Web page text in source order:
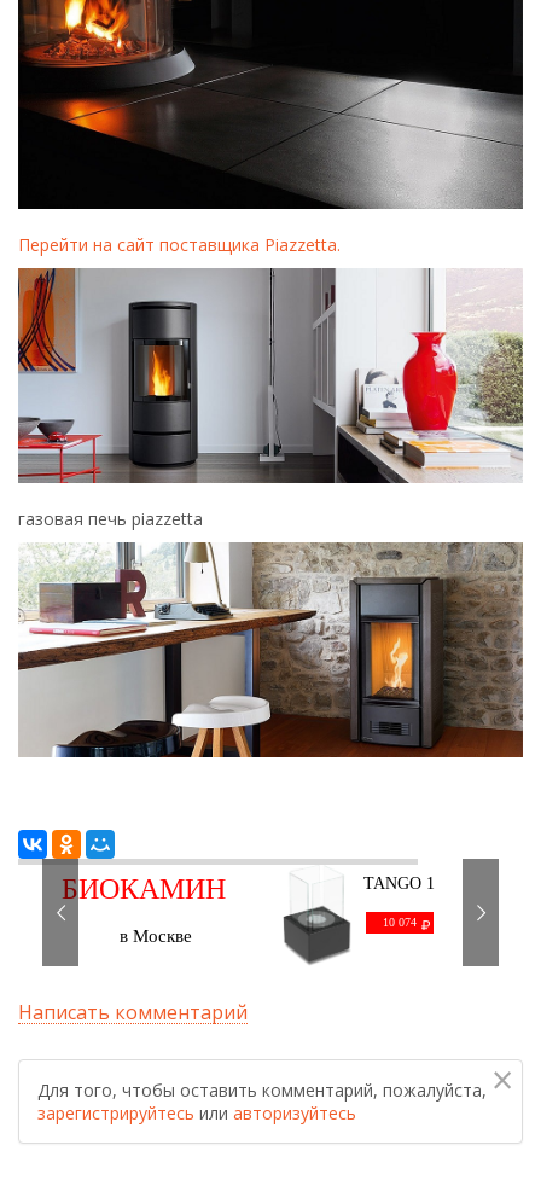
Перейти на сайт поставщика Piazzetta.
газовая печь piazzetta
БИОКАМИН
в Москве
TANGO 1
10 074
Написать комментарий
×
Для того, чтобы оставить комментарий, пожалуйста,
зарегистрируйтесь или авторизуйтесь